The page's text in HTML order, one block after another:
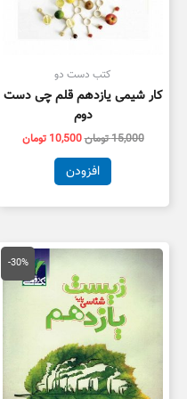
کتب دست دو
کار شیمی یازدهم قلم چی دست
دوم
15,000تومان10,500 تومان
افزودن
-30%
قیمت
اصلی
35,500 تومان
بود.
قیمت
فعلی
است.